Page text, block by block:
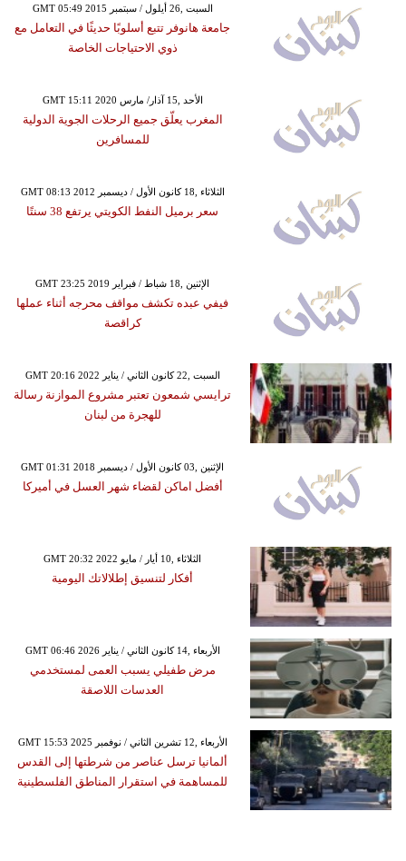
GMT 05:49 2015 السبت ,26 أيلول / سبتمبر
جامعة هانوفر تتبع أسلوبًا حديثًا في التعامل مع
ذوي الاحتياجات الخاصة
GMT 15:11 2020 الأحد ,15 آذار/ مارس
المغرب يعلّق جميع الرحلات الجوية الدولية
للمسافرين
GMT 08:13 2012 الثلاثاء ,18 كانون الأول / ديسمبر
سعر برميل النفط الكويتي يرتفع 38 سنتًا
GMT 23:25 2019 الإثنين ,18 شباط / فبراير
فيفي عبده تكشف مواقف محرجه أثناء عملها
كراقصة
GMT 20:16 2022 السبت ,22 كانون الثاني / يناير
ترايسي شمعون تعتبر مشروع الموازنة رسالة
للهجرة من لبنان
GMT 01:31 2018 الإثنين ,03 كانون الأول / ديسمبر
أفضل اماكن لقضاء شهر العسل في أميركا
GMT 20:32 2022 الثلاثاء ,10 أيار / مايو
أفكار لتنسيق إطلالاتك اليومية
GMT 06:46 2026 الأربعاء ,14 كانون الثاني / يناير
مرض طفيلي يسبب العمى لمستخدمي
العدسات اللاصقة
GMT 15:53 2025 الأربعاء ,12 تشرين الثاني / نوفمبر
ألمانيا ترسل عناصر من شرطتها إلى القدس
للمساهمة في استقرار المناطق الفلسطينية